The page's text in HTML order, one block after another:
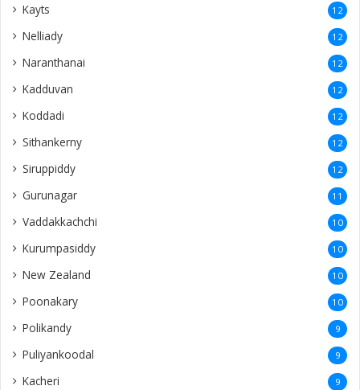
Kayts 12
Nelliady 12
Naranthanai 12
Kadduvan 12
Koddadi 12
Sithankerny 12
Siruppiddy 12
Gurunagar 11
Vaddakkachchi 10
Kurumpasiddy 10
New Zealand 10
Poonakary 10
Polikandy 9
Puliyankoodal 9
Kacheri 9